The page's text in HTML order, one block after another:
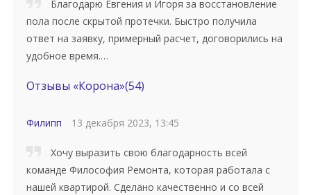
Благодарю Евгения и Игоря за восстановление
пола после скрытой протечки. Быстро получила
ответ на заявку, примерный расчет, договорились на
удобное время.…
Отзывы «Корона»(54)
Филипп 13 декабря 2023, 13:45
Хочу выразить свою благодарность всей
команде Философия Ремонта, которая работала с
нашей квартирой. Сделано качественно и со всей